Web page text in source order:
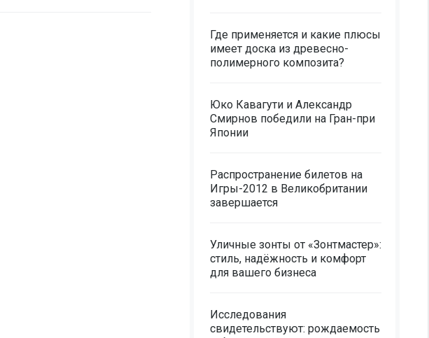
Где применяется и какие плюсы
имеет доска из древесно-
полимерного композита?
Юко Кавагути и Александр
Смирнов победили на Гран-при
Японии
Распространение билетов на
Игры-2012 в Великобритании
завершается
Уличные зонты от «Зонтмастер»:
стиль, надёжность и комфорт
для вашего бизнеса
Исследования
свидетельствуют: рождаемость